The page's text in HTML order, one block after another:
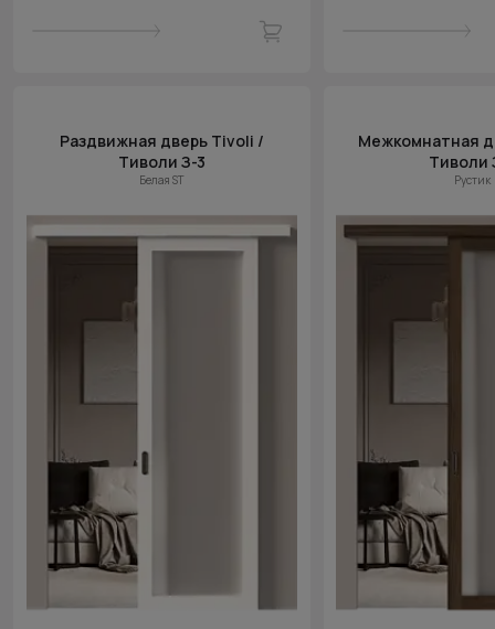
Раздвижная дверь Tivoli /
Тиволи З-3
Белая ST
Межкомнатная
Тиволи
Рустик